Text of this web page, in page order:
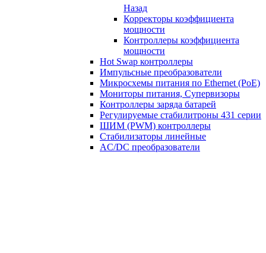
Назад
Корректоры коэффициента
мощности
Контроллеры коэффициента
мощности
Hot Swap контроллеры
Импульсные преобразователи
Микросхемы питания по Ethernet (PoE)
Мониторы питания, Супервизоры
Контроллеры заряда батарей
Регулируемые стабилитроны 431 серии
ШИМ (PWM) контроллеры
Стабилизаторы линейные
AC/DC преобразователи